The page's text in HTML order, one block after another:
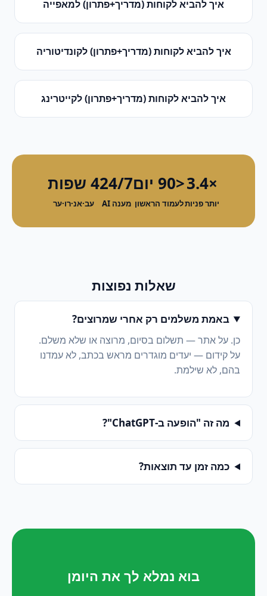
איך להביא לקוחות (מדריך+פתרון)למאפייה
איך להביא לקוחות (מדריך+פתרון)לקונדיטוריה
איך להביא לקוחות (מדריך+פתרון)לקייטרינג
×3.4
יותר פניות
<90 יום
לעמוד הראשון
24/7
מענה AI
4 שפות
עב·אנ·רו·ער
שאלות נפוצות
באמת משלמים רק אחרי שמרוצים?
כן. על אתר — תשלום בסיום, מרוצה או שלא משלם.
על קידום — יעדים מוגדרים מראש בכתב, לא עמדנו
בהם, לא שילמת.
מה זה "הופעה ב-ChatGPT"?
כמה זמן עד תוצאות?
בוא נמלא לך את היומן